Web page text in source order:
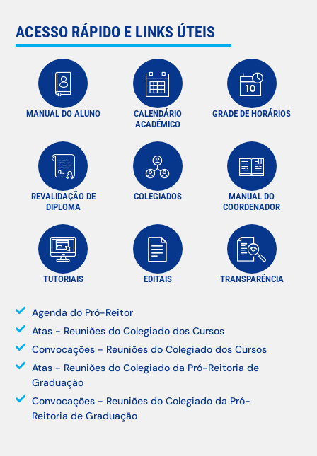
ACESSO RÁPIDO E LINKS ÚTEIS
MANUAL DO ALUNO
CALENDÁRIO
ACADÊMICO
GRADE DE HORÁRIOS
REVALIDAÇÃO DE
DIPLOMA
COLEGIADOS
MANUAL DO
COORDENADOR
TUTORIAIS EDITAIS TRANSPARÊNCIA
Agenda do Pró-Reitor
Atas - Reuniões do Colegiado dos Cursos
Convocações - Reuniões do Colegiado dos Cursos
Atas - Reuniões do Colegiado da Pró-Reitoria de
Graduação
Convocações - Reuniões do Colegiado da Pró-
Reitoria de Graduação